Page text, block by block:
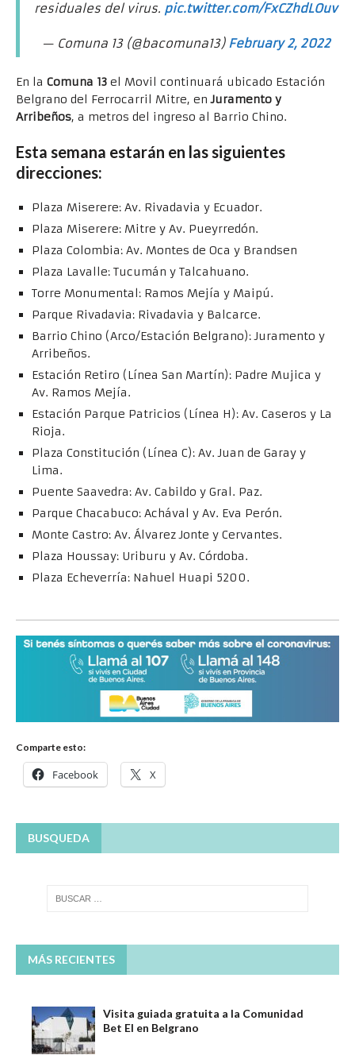
residuales del virus. pic.twitter.com/FxCZhdLOuv
— Comuna 13 (@bacomuna13) February 2, 2022
En la Comuna 13 el Movil continuará ubicado Estación
Belgrano del Ferrocarril Mitre, enJuramento y
Arribeños, a metros del ingreso al Barrio Chino.
Esta semana estarán en las siguientes
direcciones:
Plaza Miserere: Av. Rivadavia y Ecuador.
Plaza Miserere: Mitre y Av. Pueyrredón.
Plaza Colombia: Av. Montes de Oca y Brandsen
Plaza Lavalle: Tucumán y Talcahuano.
Torre Monumental: Ramos Mejía y Maipú.
Parque Rivadavia: Rivadavia y Balcarce.
Barrio Chino (Arco/Estación Belgrano): Juramento y
Arribeños.
Estación Retiro (Línea San Martín): Padre Mujica y
Av. Ramos Mejía.
Estación Parque Patricios (Línea H): Av. Caseros y La
Rioja.
Plaza Constitución (Línea C): Av. Juan de Garay y
Lima.
Puente Saavedra: Av. Cabildo y Gral. Paz.
Parque Chacabuco: Achával y Av. Eva Perón.
Monte Castro: Av. Álvarez Jonte y Cervantes.
Plaza Houssay: Uriburu y Av. Córdoba.
Plaza Echeverría: Nahuel Huapi 5200.
Comparte esto:
Facebook X
BUSQUEDA
MÁS RECIENTES
Visita guiada gratuita a la Comunidad
Bet El en Belgrano